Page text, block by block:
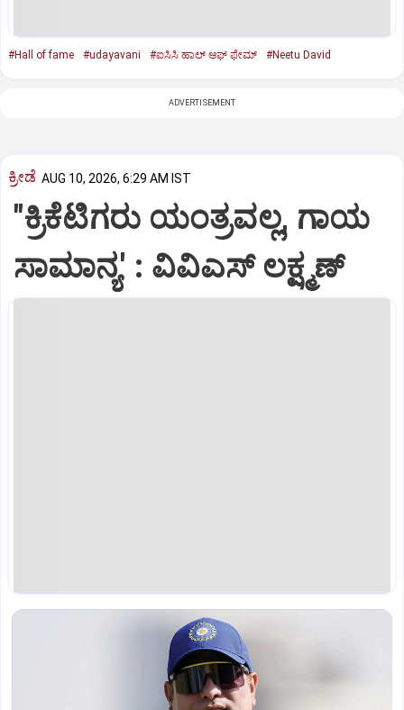
#Hall of fame #udayavani #ಐಸಿಸಿ ಹಾಲ್‌ ಆಫ್‌ ಫೇಮ್‌ #Neetu David
ADVERTISEMENT
ಕ್ರೀಡೆ AUG 10, 2026, 6:29 AM IST
"ಕ್ರಿಕೆಟಿಗರು ಯಂತ್ರವಲ್ಲ, ಗಾಯ
ಸಾಮಾನ್ಯ' : ವಿವಿಎಸ್‌ ಲಕ್ಷ್ಮಣ್‌